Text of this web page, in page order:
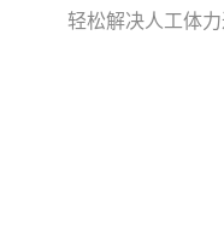
轻松解决人工体